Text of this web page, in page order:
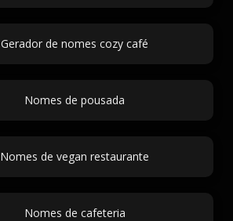
Gerador de nomes cozy café
Nomes de pousada
Nomes de vegan restaurante
Nomes de cafeteria